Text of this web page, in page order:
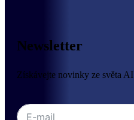
Newsletter
Získávejte novinky ze světa AI